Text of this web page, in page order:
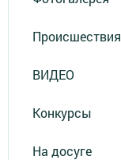
Происшествия
ВИДЕО
Конкурсы
На досуге